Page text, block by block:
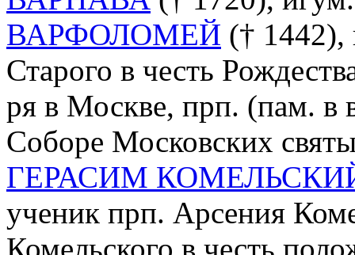
ВАРФОЛОМЕЙ († 1442),
Старого в честь
ря в Москве, прп. (пам. в
Соборе Московских
ГЕРАСИМ
ученик прп. Арсения
Комельского в честь